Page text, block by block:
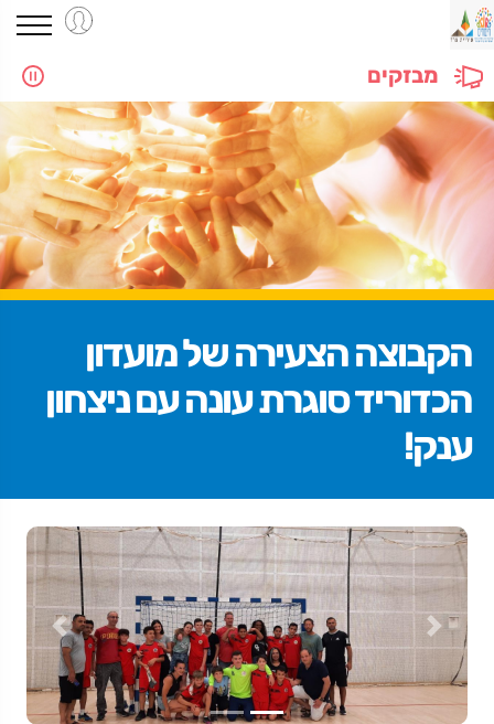
מבזקים
הקבוצה הצעירה של מועדון
הכדוריד סוגרת עונה עם ניצחון
ענק!
Next